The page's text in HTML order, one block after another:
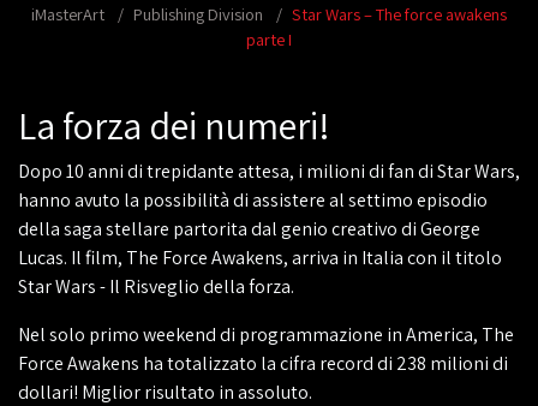
iMasterArt Publishing Division
Star Wars – The force awakens
parte I
La forza dei numeri!
Dopo 10 anni di trepidante attesa, i milioni di fan di Star Wars,
hanno avuto la possibilità di assistere al settimo episodio
della saga stellare partorita dal genio creativo di George
Lucas. Il film, The Force Awakens, arriva in Italia con il titolo
Star Wars - Il Risveglio della forza.
Nel solo primo weekend di programmazione in America, The
Force Awakens ha totalizzato la cifra record di 238 milioni di
dollari! Miglior risultato in assoluto.